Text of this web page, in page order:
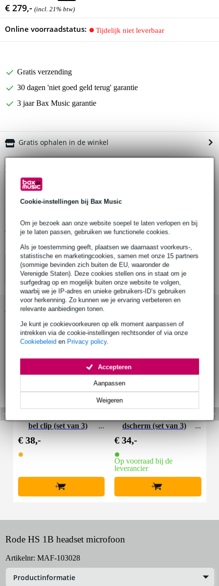
Cookie-instellingen bij Bax Music
Om je bezoek aan onze website soepel te laten verlopen en bij
je te laten passen, gebruiken we functionele cookies.
Als je toestemming geeft, plaatsen we daarnaast voorkeurs-,
statistische en marketingcookies, samen met onze 15 partners
(sommige bevinden zich buiten de EU, waaronder de
Verenigde Staten). Deze cookies stellen ons in staat om je
surfgedrag op en mogelijk buiten onze website te volgen,
waarbij we je IP-adres en unieke gebruikers-ID’s gebruiken
voor herkenning. Zo kunnen we je ervaring verbeteren en
relevante aanbiedingen tonen.
Je kunt je cookievoorkeuren op elk moment aanpassen of
intrekken via de cookie-instellingen rechtsonder of via onze
Cookiebeleid en Privacy policy.
Weigeren
Aanpassen
Accepteren
€ 279,- (incl. 21% btw)
Online voorraadstatus: Tijdelijk niet leverbaar
Gratis verzending
30 dagen 'niet goed geld terug' garantie
3 jaar Bax Music garantie
Gratis ophalen in de winkel
Productinformatie
kleur: zwart
Ø3.4 mm miniatuur microfoon
Bekijk alle productspecificaties
Bekijk ook eens (4)
Accessoires (2)
bel clip (set van 3)
€ 38,-
+
dscherm (set van 3)
€ 34,-
Op voorraad bij de
leverancier
+
Rode HS 1B headset microfoon
Artikelnr: MAF-103028
Productinformatie